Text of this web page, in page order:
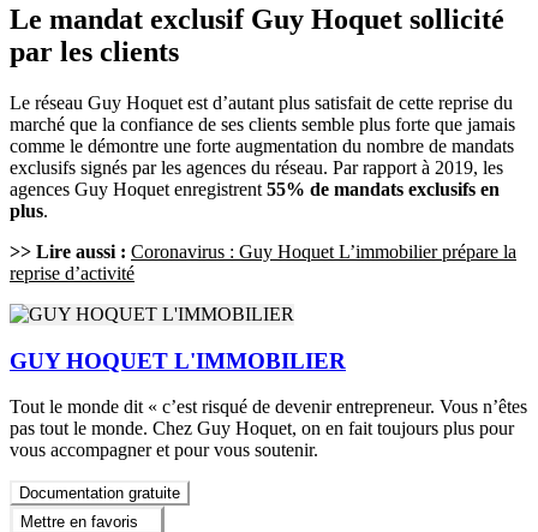
Le mandat exclusif Guy Hoquet sollicité
par les clients
Le réseau Guy Hoquet est d’autant plus satisfait de cette reprise du
marché que la confiance de ses clients semble plus forte que jamais
comme le démontre une forte augmentation du nombre de mandats
exclusifs signés par les agences du réseau. Par rapport à 2019, les
agences Guy Hoquet enregistrent 55% de mandats exclusifs en
plus.
>> Lire aussi : Coronavirus : Guy Hoquet L’immobilier prépare la
reprise d’activité
GUY HOQUET L'IMMOBILIER
Tout le monde dit « c’est risqué de devenir entrepreneur. Vous n’êtes
pas tout le monde. Chez Guy Hoquet, on en fait toujours plus pour
vous accompagner et pour vous soutenir.
Documentation gratuite
Mettre en favoris